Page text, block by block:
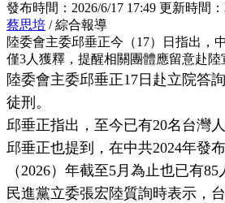
發布時間： 2026/6/17 17:49 更新時間：
蔡思培 / 綜合報導
陸委會主委邱垂正今（17）日指出，
僅3人獲釋，提醒相關團體應留意赴陸
陸委會主委邱垂正17日赴立院答
徒刑。
邱垂正指出，至今已有20名台灣
邱垂正也提到，在中共2024年發
（2026）年截至5月為止也已有85
民進黨立委張宏陸質詢時表示，